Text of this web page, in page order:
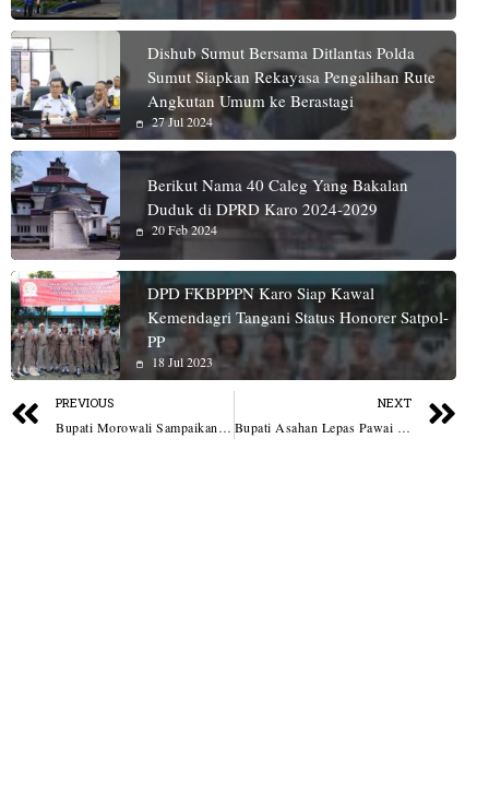
Dishub Sumut Bersama Ditlantas Polda
Sumut Siapkan Rekayasa Pengalihan Rute
Angkutan Umum ke Berastagi
27 Jul 2024
Berikut Nama 40 Caleg Yang Bakalan
Duduk di DPRD Karo 2024-2029
20 Feb 2024
DPD FKBPPPN Karo Siap Kawal
Kemendagri Tangani Status Honorer Satpol-
PP
18 Jul 2023
PREVIOUS
Bupati Morowali Sampaikan Komitmen Pemerintah Daerah, Wujudkan Listrik 24 Jam di Bungku Selatan
NEXT
Bupati Asahan Lepas Pawai Takbir Perayaan Idul Adha 1447 H